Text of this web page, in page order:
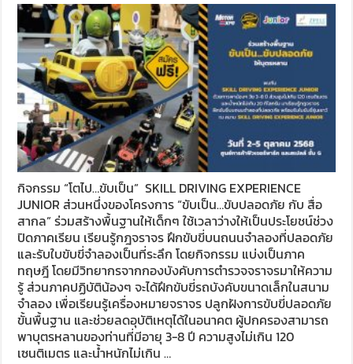
กิจกรรม “โตไป…ขับเป็น” SKILL DRIVING EXPERIENCE
JUNIOR ส่วนหนึ่งของโครงการ “ขับเป็น…ขับปลอดภัย กับ สื่อ
สากล” ร่วมสร้างพื้นฐานให้เด็กๆ ใช้เวลาว่างให้เป็นประโยชน์ช่วง
ปิดภาคเรียน เรียนรู้กฎจราจร ฝึกขับขี่บนถนนจำลองที่ปลอดภัย
และรับใบขับขี่จำลองเป็นที่ระลึก โดยกิจกรรม แบ่งเป็นภาค
ทฤษฎี โดยมีวิทยากรจากกองบังคับการตำรวจจราจรมาให้ความ
รู้ ส่วนภาคปฏิบัติน้องๆ จะได้ฝึกขับขี่รถบังคับขนาดเล็กในสนาม
จำลอง เพื่อเรียนรู้เครื่องหมายจราจร ปลูกฝังการขับขี่ปลอดภัย
ขั้นพื้นฐาน และช่วยลดอุบัติเหตุได้ในอนาคต ผู้ปกครองสามารถ
พาบุตรหลานของท่านที่มีอายุ 3-8 ปี ความสูงไม่เกิน 120
เซนติเมตร และน้ำหนักไม่เกิน …